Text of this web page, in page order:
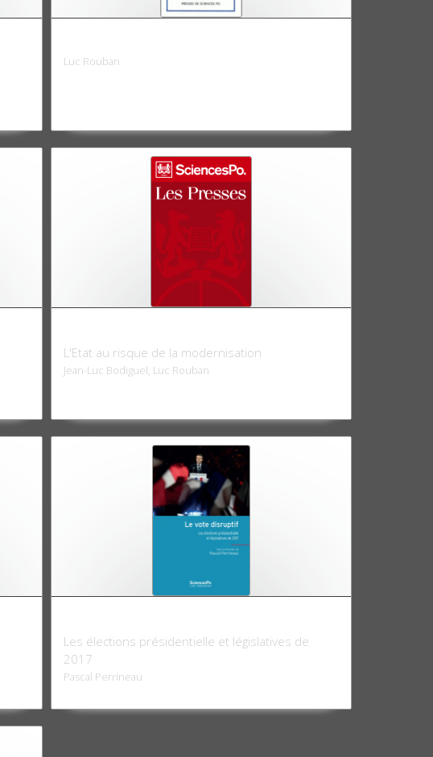
Luc Rouban
L'Etat au risque de la modernisation
Jean-Luc Bodiguel, Luc Rouban
Les élections présidentielle et législatives de
2017
Pascal Perrineau